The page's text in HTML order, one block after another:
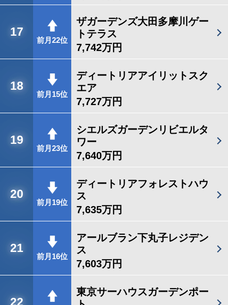
17
前月22位
ザガーデンズ大田多摩川ゲー
トテラス
7,742万円
18
前月15位
ディートリアアイリットスク
エア
7,727万円
19
前月23位
シエルズガーデンリビエルタ
ワー
7,640万円
20
前月19位
ディートリアフォレストハウ
ス
7,635万円
21
前月16位
アールブラン下丸子レジデン
ス
7,603万円
22
東京サーハウスガーデンポー